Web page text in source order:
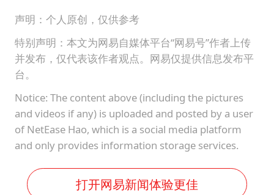
声明：个人原创，仅供参考
特别声明：本文为网易自媒体平台“网易号”作者上传
并发布，仅代表该作者观点。网易仅提供信息发布平
台。
Notice: The content above (including the pictures
and videos if any) is uploaded and posted by a user
of NetEase Hao, which is a social media platform
and only provides information storage services.
打开网易新闻体验更佳